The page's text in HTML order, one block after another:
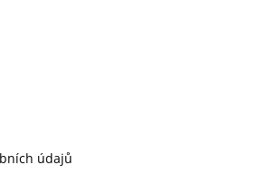
údajů